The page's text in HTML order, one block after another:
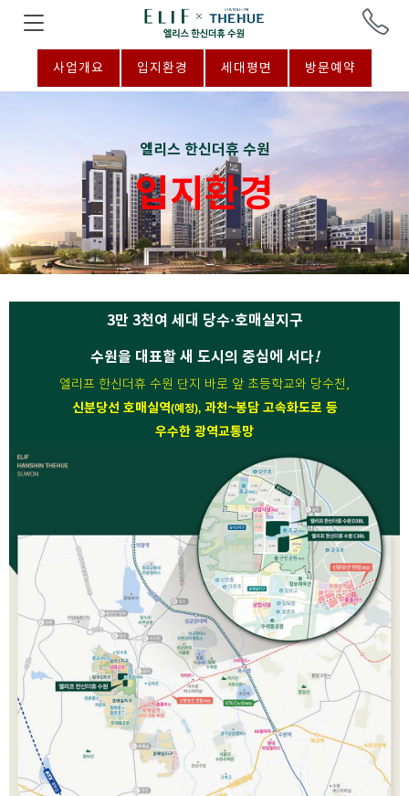
사업개요 입지환경 세대평면 방문예약
엘리스 한신더휴 수원
입지환경
3만 3천여 세대 당수·호매실지구
수원을 대표할 새 도시의 중심에 서다!
엘리프 한신더휴 수원 단지 바로 앞 초등학교와 당수천,
신분당선 호매실역(예정),과천~봉담 고속화도로 등
우수한 광역교통망